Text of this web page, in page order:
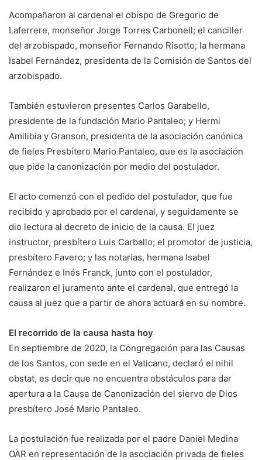
Acompañaron al cardenal el obispo de Gregorio de
Laferrere, monseñor Jorge Torres Carbonell; el canciller
del arzobispado, monseñor Fernando Risotto; la hermana
Isabel Fernández, presidenta de la Comisión de Santos del
arzobispado.
También estuvieron presentes Carlos Garabello,
presidente de la fundación Mario Pantaleo; y Hermi
Amilibia y Granson, presidenta de la asociación canónica
de fieles Presbítero Mario Pantaleo, que es la asociación
que pide la canonización por medio del postulador.
El acto comenzó con el pedido del postulador, que fue
recibido y aprobado por el cardenal, y seguidamente se
dio lectura al decreto de inicio de la causa. El juez
instructor, presbítero Luis Carballo; el promotor de justicia,
presbítero Favero; y las notarias, hermana Isabel
Fernández e Inés Franck, junto con el postulador,
realizaron el juramento ante el cardenal, que entregó la
causa al juez que a partir de ahora actuará en su nombre.
El recorrido de la causa hasta hoy
En septiembre de 2020, la Congregación para las Causas
de los Santos, con sede en el Vaticano, declaró el nihil
obstat, es decir que no encuentra obstáculos para dar
apertura a la Causa de Canonización del siervo de Dios
presbítero José Mario Pantaleo.
La postulación fue realizada por el padre Daniel Medina
OAR en representación de la asociación privada de fieles